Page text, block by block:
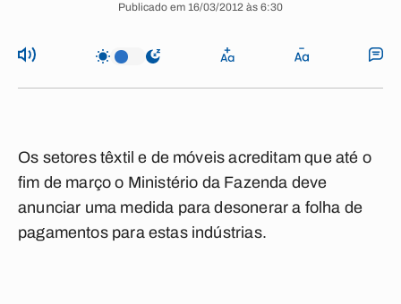
Publicado em 16/03/2012 às 6:30
Os setores têxtil e de móveis acreditam que até o
fim de março o Ministério da Fazenda deve
anunciar uma medida para desonerar a folha de
pagamentos para estas indústrias.